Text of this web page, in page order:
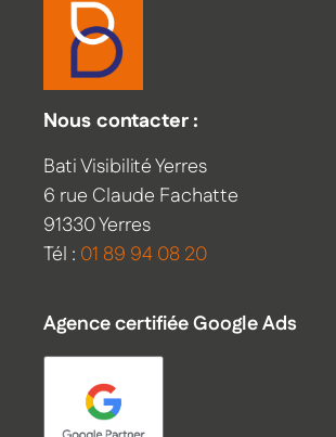
Nous contacter :
Bati Visibilité Yerres
6 rue Claude Fachatte
91330 Yerres
Tél : 01 89 94 08 20
Agence certifiée Google Ads